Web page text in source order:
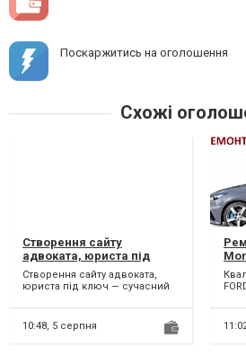
Поскаржитись на оголошення
Схожі
Створення сайту
адвоката, юриста під
ключ
Створення сайту адвоката,
юриста під ключ — сучасний
і формує довіру...
10:48, 5 серпня